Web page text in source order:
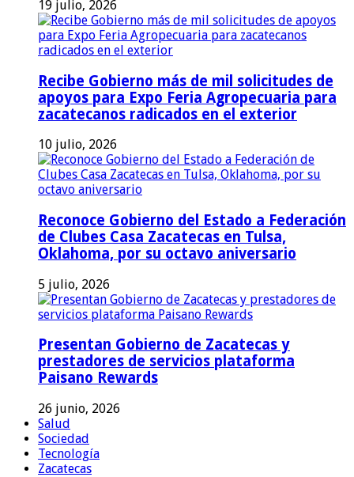
19 julio, 2026
Recibe Gobierno más de mil solicitudes de
apoyos para Expo Feria Agropecuaria para
zacatecanos radicados en el exterior
10 julio, 2026
Reconoce Gobierno del Estado a Federación
de Clubes Casa Zacatecas en Tulsa,
Oklahoma, por su octavo aniversario
5 julio, 2026
Presentan Gobierno de Zacatecas y
prestadores de servicios plataforma
Paisano Rewards
26 junio, 2026
Salud
Sociedad
Tecnología
Zacatecas